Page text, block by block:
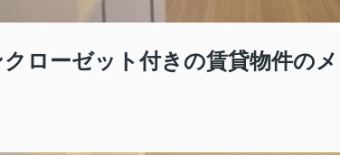
ローゼット付きの賃貸物件の